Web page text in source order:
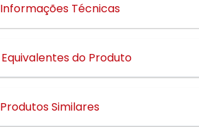
Informações Técnicas
Equivalentes do Produto
Produtos Similares